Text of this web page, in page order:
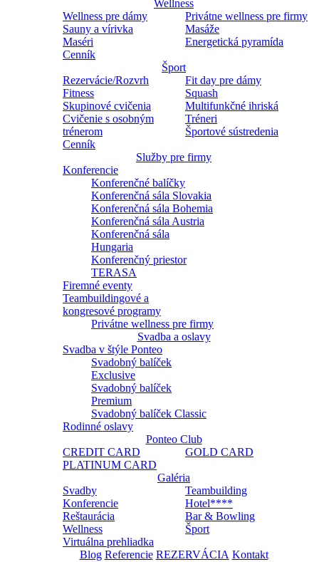
Wellness
Wellness pre dámy
Privátne wellness pre firmy
Sauny a vírivka
Masáže
Maséri
Energetická pyramída
Cenník
Šport
Rezervácie/Rozvrh
Fit day pre dámy
Fitness
Squash
Skupinové cvičenia
Multifunkčné ihriská
Cvičenie s osobným
trénerom
Tréneri
Športové sústredenia
Cenník
Služby pre firmy
Konferencie
Konferenčné balíčky
Konferenčná sála Slovakia
Konferenčná sála Bohemia
Konferenčná sála Austria
Konferenčná sála
Hungaria
Konferenčný priestor
TERASA
Firemné eventy
Teambuildingové a
kongresové programy
Privátne wellness pre firmy
Svadba a oslavy
Svadba v štýle Ponteo
Svadobný balíček
Exclusive
Svadobný balíček
Premium
Svadobný balíček Classic
Rodinné oslavy
Ponteo Club
CREDIT CARD
GOLD CARD
PLATINUM CARD
Galéria
Svadby
Teambuilding
Konferencie
Hotel****
Reštaurácia
Bar & Bowling
Wellness
Šport
Virtuálna prehliadka
Blog Referencie REZERVÁCIA Kontakt